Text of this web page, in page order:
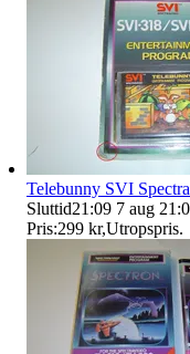
Telebunny SVI
Sluttid21:09 7 aug
Pris:299 kr,Utropspris.